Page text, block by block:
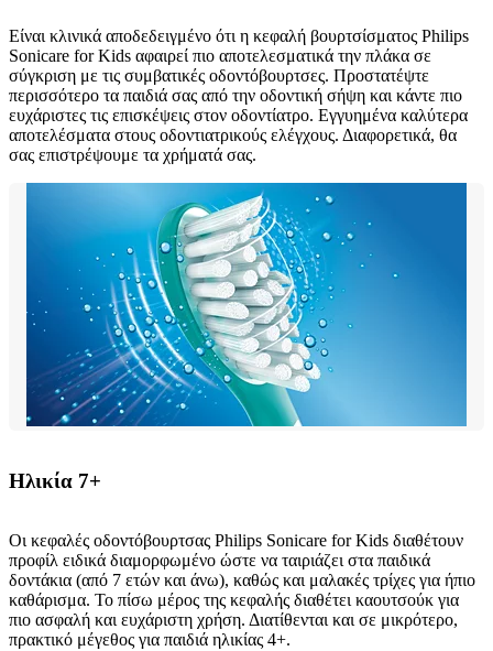
Είναι κλινικά αποδεδειγμένο ότι η κεφαλή βουρτσίσματος Philips
Sonicare for Kids αφαιρεί πιο αποτελεσματικά την πλάκα σε
σύγκριση με τις συμβατικές οδοντόβουρτσες. Προστατέψτε
περισσότερο τα παιδιά σας από την οδοντική σήψη και κάντε πιο
ευχάριστες τις επισκέψεις στον οδοντίατρο. Εγγυημένα καλύτερα
αποτελέσματα στους οδοντιατρικούς ελέγχους. Διαφορετικά, θα
σας επιστρέψουμε τα χρήματά σας.
Ηλικία 7+
Οι κεφαλές οδοντόβουρτσας Philips Sonicare for Kids διαθέτουν
προφίλ ειδικά διαμορφωμένο ώστε να ταιριάζει στα παιδικά
δοντάκια (από 7 ετών και άνω), καθώς και μαλακές τρίχες για ήπιο
καθάρισμα. Το πίσω μέρος της κεφαλής διαθέτει καουτσούκ για
πιο ασφαλή και ευχάριστη χρήση. Διατίθενται και σε μικρότερο,
πρακτικό μέγεθος για παιδιά ηλικίας 4+.